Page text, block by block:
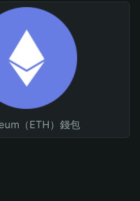
（ETH）錢包